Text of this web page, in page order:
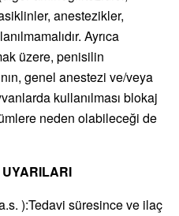
anestezikler,
Ayrıca
üzere, penisilin
genel anestezi ve/veya
kullanılması blokaj
neden olabileceği de
):Tedavi süresince ve ilaç